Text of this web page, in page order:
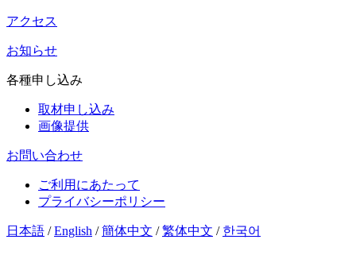
アクセス
お知らせ
各種申し込み
取材申し込み
画像提供
お問い合わせ
ご利用にあたって
プライバシーポリシー
日本語 /English /簡体中文 /繁体中文 / 한국어